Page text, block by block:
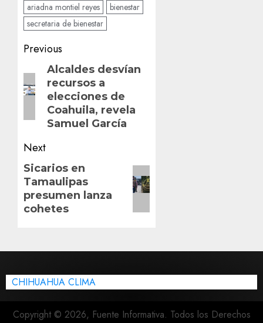
ariadna montiel reyes
bienestar
secretaria de bienestar
Post
navigation
Previous
Previous
post:
Alcaldes desvían
recursos a
elecciones de
Coahuila, revela
Samuel García
Next
Next
post:
Sicarios en
Tamaulipas
presumen lanza
cohetes
CHIHUAHUA CLIMA
Copyright © 2026, Fuente Informativa. Todos los Derechos